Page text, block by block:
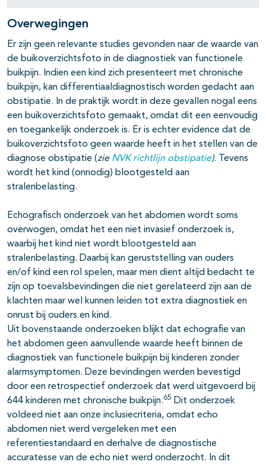
Overwegingen
Er zijn geen relevante studies gevonden naar de waarde van
de buikoverzichtsfoto in de diagnostiek van functionele
buikpijn. Indien een kind zich presenteert met chronische
buikpijn, kan differentiaaldiagnostisch worden gedacht aan
obstipatie. In de praktijk wordt in deze gevallen nogal eens
een buikoverzichtsfoto gemaakt, omdat dit een eenvoudig
en toegankelijk onderzoek is. Er is echter evidence dat de
buikoverzichtsfoto geen waarde heeft in het stellen van de
diagnose obstipatie (zie NVK richtlijn obstipatie). Tevens
wordt het kind (onnodig) blootgesteld aan
stralenbelasting.
Echografisch onderzoek van het abdomen wordt soms
overwogen, omdat het een niet invasief onderzoek is,
waarbij het kind niet wordt blootgesteld aan
stralenbelasting. Daarbij kan geruststelling van ouders
en/of kind een rol spelen, maar men dient altijd bedacht te
zijn op toevalsbevindingen die niet gerelateerd zijn aan de
klachten maar wel kunnen leiden tot extra diagnostiek en
onrust bij ouders en kind.
Uit bovenstaande onderzoeken blijkt dat echografie van
het abdomen geen aanvullende waarde heeft binnen de
diagnostiek van functionele buikpijn bij kinderen zonder
alarmsymptomen. Deze bevindingen werden bevestigd
door een retrospectief onderzoek dat werd uitgevoerd bij
644 kinderen met chronische buikpijn.65 Dit onderzoek
voldeed niet aan onze inclusiecriteria, omdat echo
abdomen niet werd vergeleken met een
referentiestandaard en derhalve de diagnostische
accuratesse van de echo niet werd onderzocht. In dit